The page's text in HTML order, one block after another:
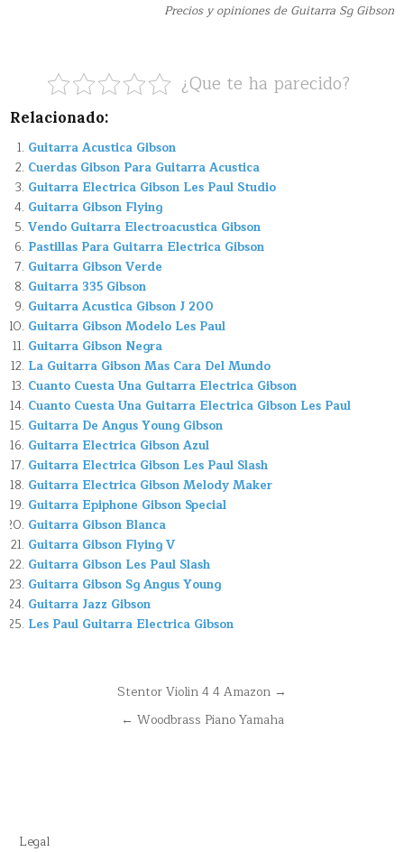
Precios y opiniones de Guitarra Sg Gibson
¿Que te ha parecido?
Relacionado:
Guitarra Acustica Gibson
Cuerdas Gibson Para Guitarra Acustica
Guitarra Electrica Gibson Les Paul Studio
Guitarra Gibson Flying
Vendo Guitarra Electroacustica Gibson
Pastillas Para Guitarra Electrica Gibson
Guitarra Gibson Verde
Guitarra 335 Gibson
Guitarra Acustica Gibson J 200
Guitarra Gibson Modelo Les Paul
Guitarra Gibson Negra
La Guitarra Gibson Mas Cara Del Mundo
Cuanto Cuesta Una Guitarra Electrica Gibson
Cuanto Cuesta Una Guitarra Electrica Gibson Les Paul
Guitarra De Angus Young Gibson
Guitarra Electrica Gibson Azul
Guitarra Electrica Gibson Les Paul Slash
Guitarra Electrica Gibson Melody Maker
Guitarra Epiphone Gibson Special
Guitarra Gibson Blanca
Guitarra Gibson Flying V
Guitarra Gibson Les Paul Slash
Guitarra Gibson Sg Angus Young
Guitarra Jazz Gibson
Les Paul Guitarra Electrica Gibson
NavegaciónStentor Violin 4 4 Amazon →
← Woodbrass Piano Yamaha
Legal